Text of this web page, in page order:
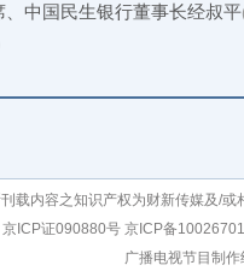
中国民生银行董事长经叔平
载内容之知识产权为财新传媒及/
京ICP证090880号 京ICP备
广播电视节目制